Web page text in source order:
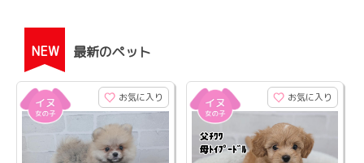
NEW 最新のペット
お気に入り お気に入り